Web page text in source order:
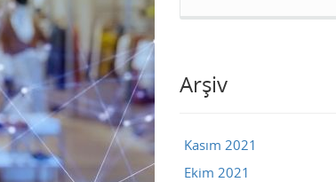
Arşiv
Kasım 2021
Ekim 2021